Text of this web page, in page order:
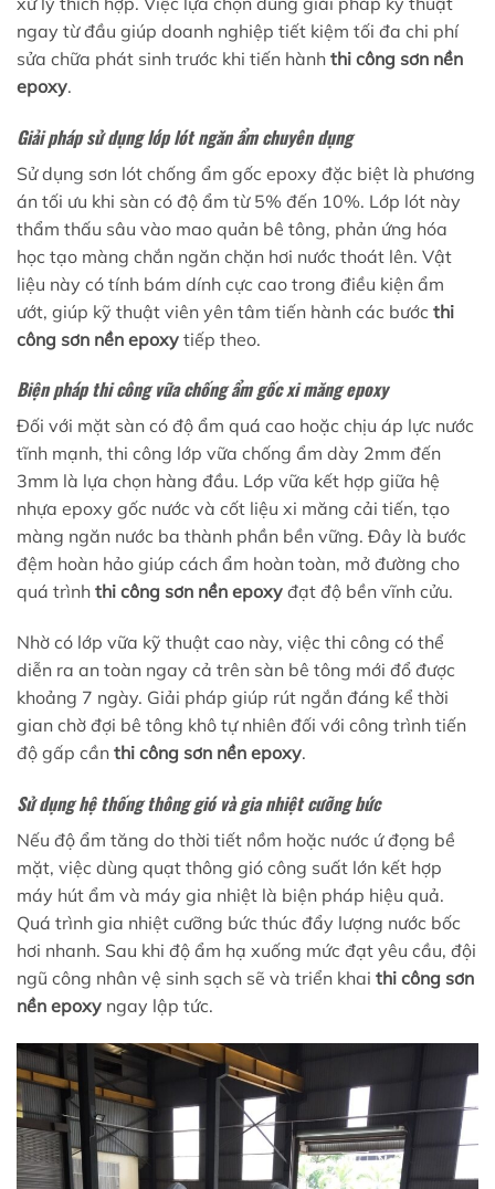
ngay từ đầu giúp doanh nghiệp tiết kiệm tối đa chi phí
sửa chữa phát sinh trước khi tiến hành thi công sơn nền
epoxy.
Giải pháp sử dụng lớp lót ngăn ẩm chuyên dụng
Sử dụng sơn lót chống ẩm gốc epoxy đặc biệt là phương
án tối ưu khi sàn có độ ẩm từ 5% đến 10%. Lớp lót này
thẩm thấu sâu vào mao quản bê tông, phản ứng hóa
học tạo màng chắn ngăn chặn hơi nước thoát lên. Vật
liệu này có tính bám dính cực cao trong điều kiện ẩm
ướt, giúp kỹ thuật viên yên tâm tiến hành các bước thi
công sơn nền epoxy tiếp theo.
Biện pháp thi công vữa chống ẩm gốc xi măng epoxy
Đối với mặt sàn có độ ẩm quá cao hoặc chịu áp lực nước
tĩnh mạnh, thi công lớp vữa chống ẩm dày 2mm đến
3mm là lựa chọn hàng đầu. Lớp vữa kết hợp giữa hệ
nhựa epoxy gốc nước và cốt liệu xi măng cải tiến, tạo
màng ngăn nước ba thành phần bền vững. Đây là bước
đệm hoàn hảo giúp cách ẩm hoàn toàn, mở đường cho
quá trình thi công sơn nền epoxy đạt độ bền vĩnh cửu.
Nhờ có lớp vữa kỹ thuật cao này, việc thi công có thể
diễn ra an toàn ngay cả trên sàn bê tông mới đổ được
khoảng 7 ngày. Giải pháp giúp rút ngắn đáng kể thời
gian chờ đợi bê tông khô tự nhiên đối với công trình tiến
độ gấp cần thi công sơn nền epoxy.
Sử dụng hệ thống thông gió và gia nhiệt cưỡng bức
Nếu độ ẩm tăng do thời tiết nồm hoặc nước ứ đọng bề
mặt, việc dùng quạt thông gió công suất lớn kết hợp
máy hút ẩm và máy gia nhiệt là biện pháp hiệu quả.
Quá trình gia nhiệt cưỡng bức thúc đẩy lượng nước bốc
hơi nhanh. Sau khi độ ẩm hạ xuống mức đạt yêu cầu, đội
ngũ công nhân vệ sinh sạch sẽ và triển khai thi công sơn
nền epoxy ngay lập tức.